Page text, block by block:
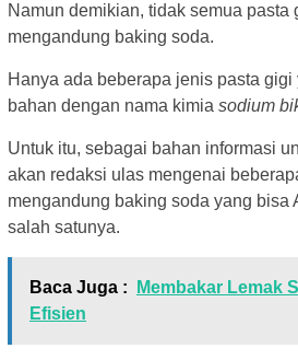
Namun demikian, tidak semua
mengandung baking soda.
Hanya ada beberapa jenis pasta
bahan dengan nama kimia sodium
Untuk itu, sebagai bahan informasi
akan redaksi ulas mengenai
mengandung baking soda yang bisa
salah satunya.
Baca Juga :
Membakar Lemak
Efisien